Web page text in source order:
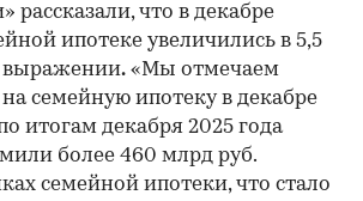
рассказали, что в декабре
ипотеке увеличились в 5,5
выражении. «Мы отмечаем
семейную ипотеку в декабре
итогам декабря 2025 года
более 460 млрд руб.
семейной ипотеки, что стало